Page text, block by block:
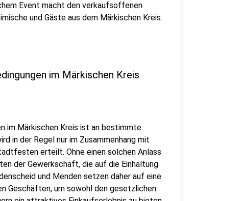
Event macht den verkaufsoffenen
und Gäste aus dem Märkischen Kreis.
im Märkischen Kreis
im Märkischen Kreis ist an bestimmte
in der Regel nur im Zusammenhang mit
erteilt. Ohne einen solchen Anlass
der Gewerkschaft, die auf die Einhaltung
und Menden setzen daher auf eine
Geschäften, um sowohl den gesetzlichen